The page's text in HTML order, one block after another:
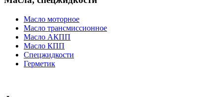
Масло моторное
Масло трансмиссионное
Масло АКПП
Масло КПП
Спецжидкости
Герметик